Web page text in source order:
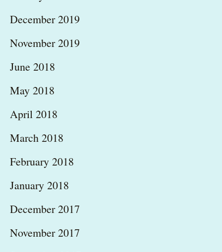
December 2019
November 2019
June 2018
May 2018
April 2018
March 2018
February 2018
January 2018
December 2017
November 2017